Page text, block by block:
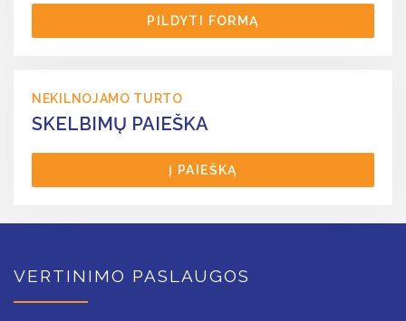
PILDYTI FORMĄ
NEKILNOJAMO TURTO
SKELBIMŲ PAIEŠKA
Į PAIEŠKĄ
VERTINIMO PASLAUGOS